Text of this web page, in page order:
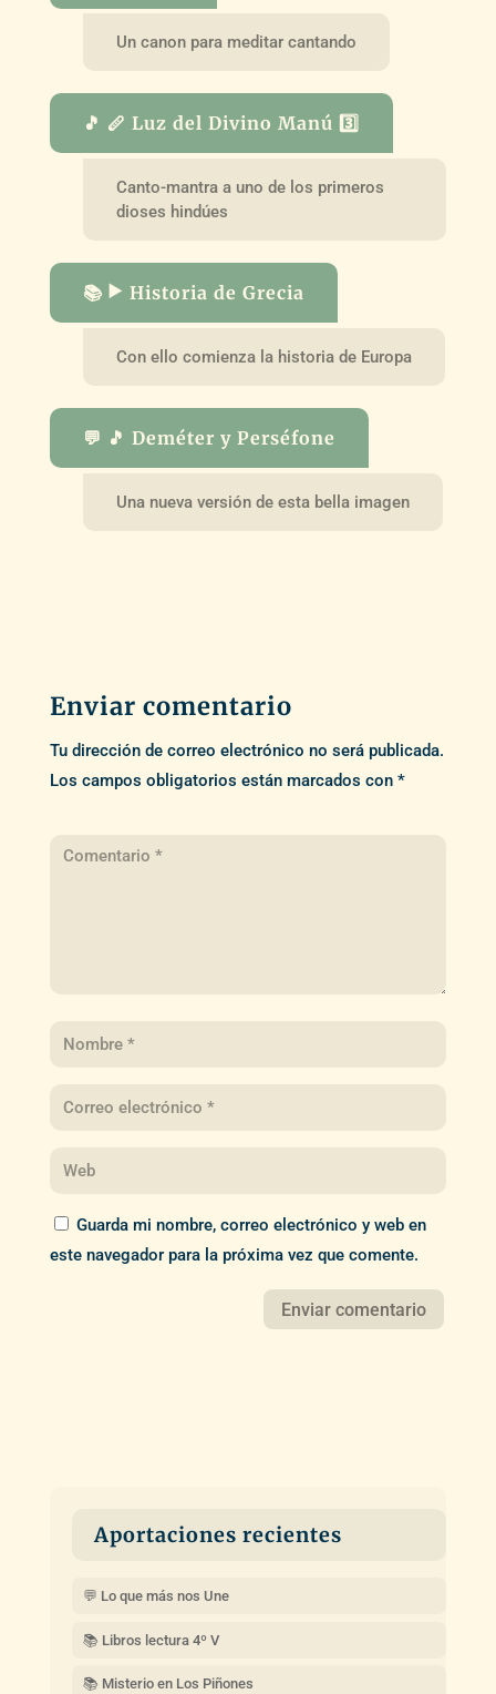
Un canon para meditar cantando
🎵 🪈 Luz del Divino Manú 3️⃣
Canto-mantra a uno de los primeros
dioses hindúes
📚 ▶️ Historia de Grecia
Con ello comienza la historia de Europa
💬 🎵 Deméter y Perséfone
Una nueva versión de esta bella imagen
Enviar comentario
Tu dirección de correo electrónico no será publicada.
Los campos obligatorios están marcados con *
Guarda mi nombre, correo electrónico y web en
este navegador para la próxima vez que comente.
Aportaciones recientes
💬 Lo que más nos Une
📚 Libros lectura 4º V
📚 Misterio en Los Piñones